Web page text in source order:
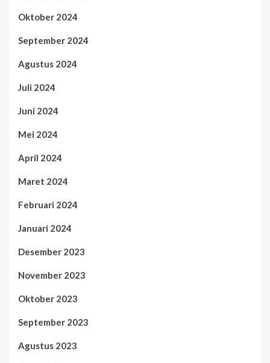
Oktober 2024
September 2024
Agustus 2024
Juli 2024
Juni 2024
Mei 2024
April 2024
Maret 2024
Februari 2024
Januari 2024
Desember 2023
November 2023
Oktober 2023
September 2023
Agustus 2023